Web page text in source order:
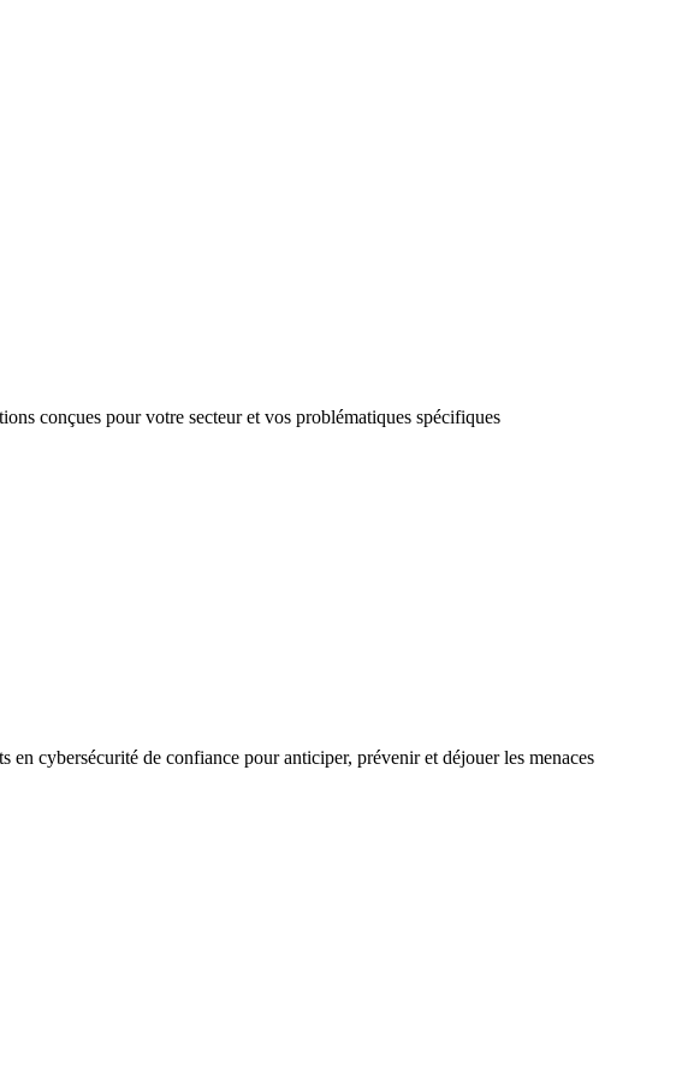
conçues pour votre secteur et vos problématiques spécifiques
en cybersécurité de confiance pour anticiper, prévenir et déjouer les menaces